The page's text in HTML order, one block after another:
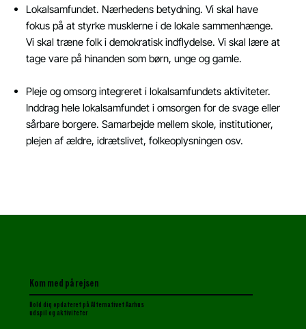
Lokalsamfundet. Nærhedens betydning. Vi skal have
fokus på at styrke musklerne i de lokale sammenhænge.
Vi skal træne folk i demokratisk indflydelse. Vi skal lære at
tage vare på hinanden som børn, unge og gamle.
Pleje og omsorg integreret i lokalsamfundets aktiviteter.
Inddrag hele lokalsamfundet i omsorgen for de svage eller
sårbare borgere. Samarbejde mellem skole, institutioner,
plejen af ældre, idrætslivet, folkeoplysningen osv.
Kom med på rejsen
Hold dig opdateret på Alternativet Aarhus
udspil og aktiviteter